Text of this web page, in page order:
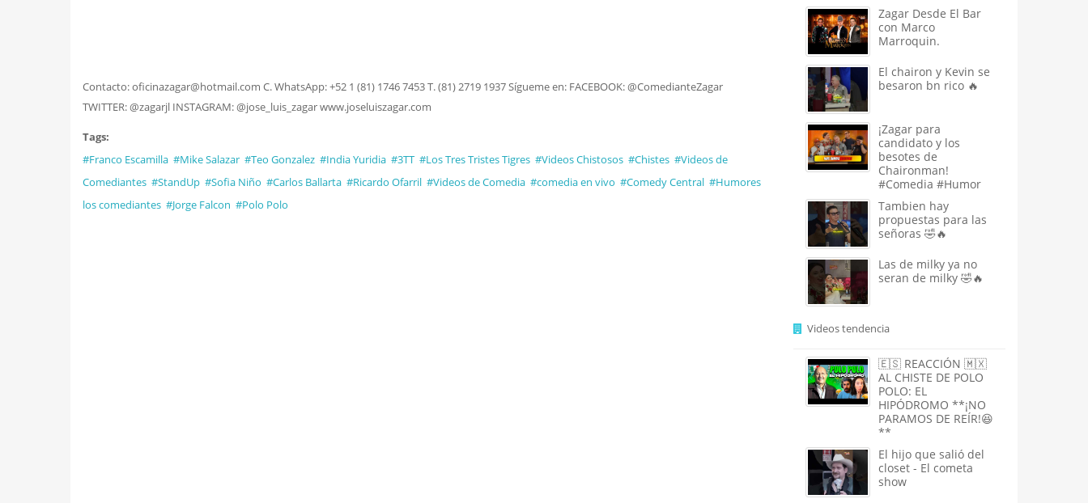
Contacto: oficinazagar@hotmail.com C. WhatsApp: +52 1 (81) 1746 7453 T. (81) 2719 1937 Sígueme en: FACEBOOK: @ComedianteZagar
TWITTER: @zagarjl INSTAGRAM: @jose_luis_zagar www.joseluiszagar.com
Tags:
#Franco Escamilla #Mike Salazar #Teo Gonzalez #India Yuridia #3TT #Los Tres Tristes Tigres #Videos Chistosos #Chistes #Videos de
Comediantes #StandUp #Sofia Niño #Carlos Ballarta #Ricardo Ofarril #Videos de Comedia #comedia en vivo #Comedy Central #Humores
los comediantes #Jorge Falcon #Polo Polo
Zagar Desde El Bar
con Marco
Marroquin.
El chairon y Kevin se
besaron bn rico 🔥
¡Zagar para
candidato y los
besotes de
Chaironman!
#Comedia #Humor
Tambien hay
propuestas para las
señoras 🤣🔥
Las de milky ya no
seran de milky 🤣🔥
Videos tendencia
🇪🇸 REACCIÓN 🇲🇽
AL CHISTE DE POLO
POLO: EL
HIPÓDROMO **¡NO
PARAMOS DE REÍR!😆
**
El hijo que salió del
closet - El cometa
show